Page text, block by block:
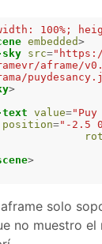
100%;
embedded>
src=
aframe/
>
text value=
position="-2.5
>
solo
no muestro el